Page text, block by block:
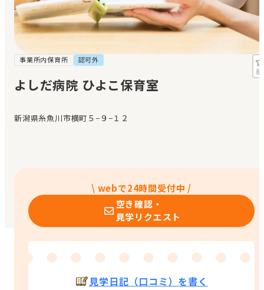
見学日記
メッセージ
おすすめの園
エンクルの特徴と活用方法
事業所内保育所 認可外
よしだ病院 ひよこ保育室
新潟県糸魚川市横町５−９−１２
\ webで24時間受付中 /
空き確認・
見学リクエスト
見学日記（口コミ）を書く